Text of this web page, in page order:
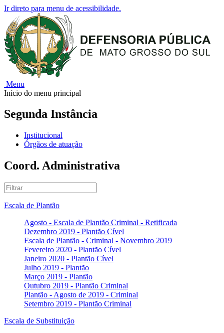
Ir direto para menu de acessibilidade.
Menu
Início do menu principal
Segunda Instância
Institucional
Órgãos de atuação
Coord. Administrativa
Escala de Plantão
Agosto - Escala de Plantão Criminal - Retificada
Dezembro 2019 - Plantão Cível
Escala de Plantão - Criminal - Novembro 2019
Fevereiro 2020 - Plantão Cível
Janeiro 2020 - Plantão Cível
Julho 2019 - Plantão
Março 2019 - Plantão
Outubro 2019 - Plantão Criminal
Plantão - Agosto de 2019 - Criminal
Setembro 2019 - Plantão Criminal
Escala de Substituição